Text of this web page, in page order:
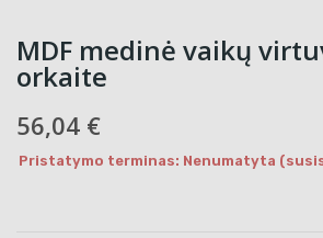
MDF medinė vaikų
orkaite
56,04 €
Pristatymo terminas: Nenumatyta